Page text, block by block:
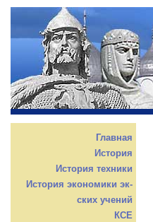
Главная
История
История техники
История экономики эк-
ских учений
КСЕ